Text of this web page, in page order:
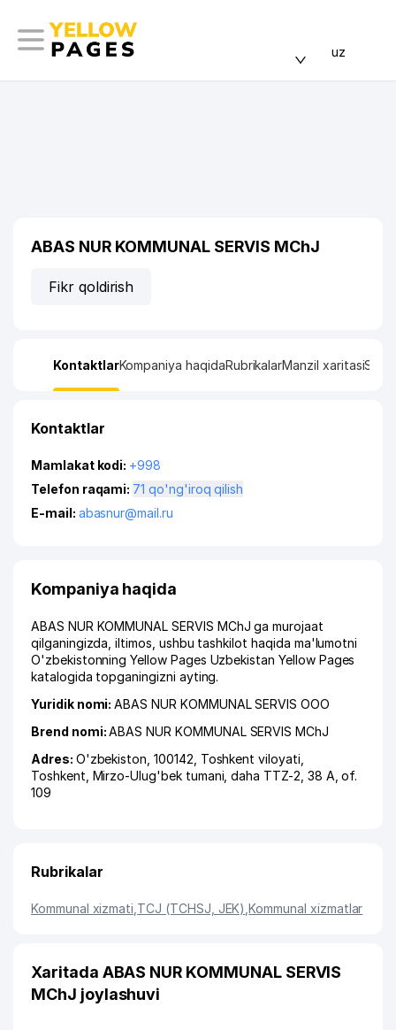
uz
ABAS NUR KOMMUNAL SERVIS MChJ
Fikr qoldirish
KontaktlarKompaniya haqidaRubrikalarManzil xaritasi
Kontaktlar
Mamlakat kodi: +998
Telefon raqami:
71 qo'ng'iroq qilish
E-mail: abasnur@mail.ru
Kompaniya haqida
ABAS NUR KOMMUNAL SERVIS MChJ ga murojaat
qilganingizda, iltimos, ushbu tashkilot haqida ma'lumotni
O'zbekistonning Yellow Pages Uzbekistan Yellow Pages
katalogida topganingizni ayting.
Yuridik nomi:ABAS NUR KOMMUNAL SERVIS ООО
Brend nomi:ABAS NUR KOMMUNAL SERVIS MChJ
Adres: O'zbekiston, 100142, Toshkent viloyati
Toshkent Mirzo-Ulug'bek tumani ,daha TTZ-2 , 38 A, of.
109
Rubrikalar
Kommunal xizmati TCJ (TCHSJ, JEK) ,Kommunal xizmatlar
Xaritada ABAS NUR KOMMUNAL SERVIS
MChJ joylashuvi